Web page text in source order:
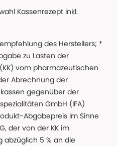
Kassenrezept inkl.
des Herstellers; *
zu Lasten der
vom pharmazeutischen
Abrechnung der
gegenüber der
GmbH (IFA)
Abgabepreis im Sinne
der von der KK im
abzüglich 5 % an die